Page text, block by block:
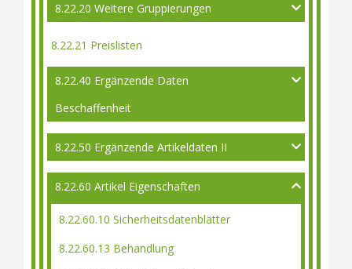
8.22.20 Weitere Gruppierungen
8.22.21 Preislisten
8.22.40 Ergänzende Daten
Beschaffenheit
8.22.50 Ergänzende Artikeldaten II
8.22.60 Artikel Eigenschaften
8.22.60.10 Sicherheitsdatenblätter
8.22.60.13 Behandlung